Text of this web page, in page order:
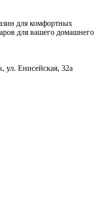
для комфортных
для вашего домашнего
ул. Енисейская, 32а